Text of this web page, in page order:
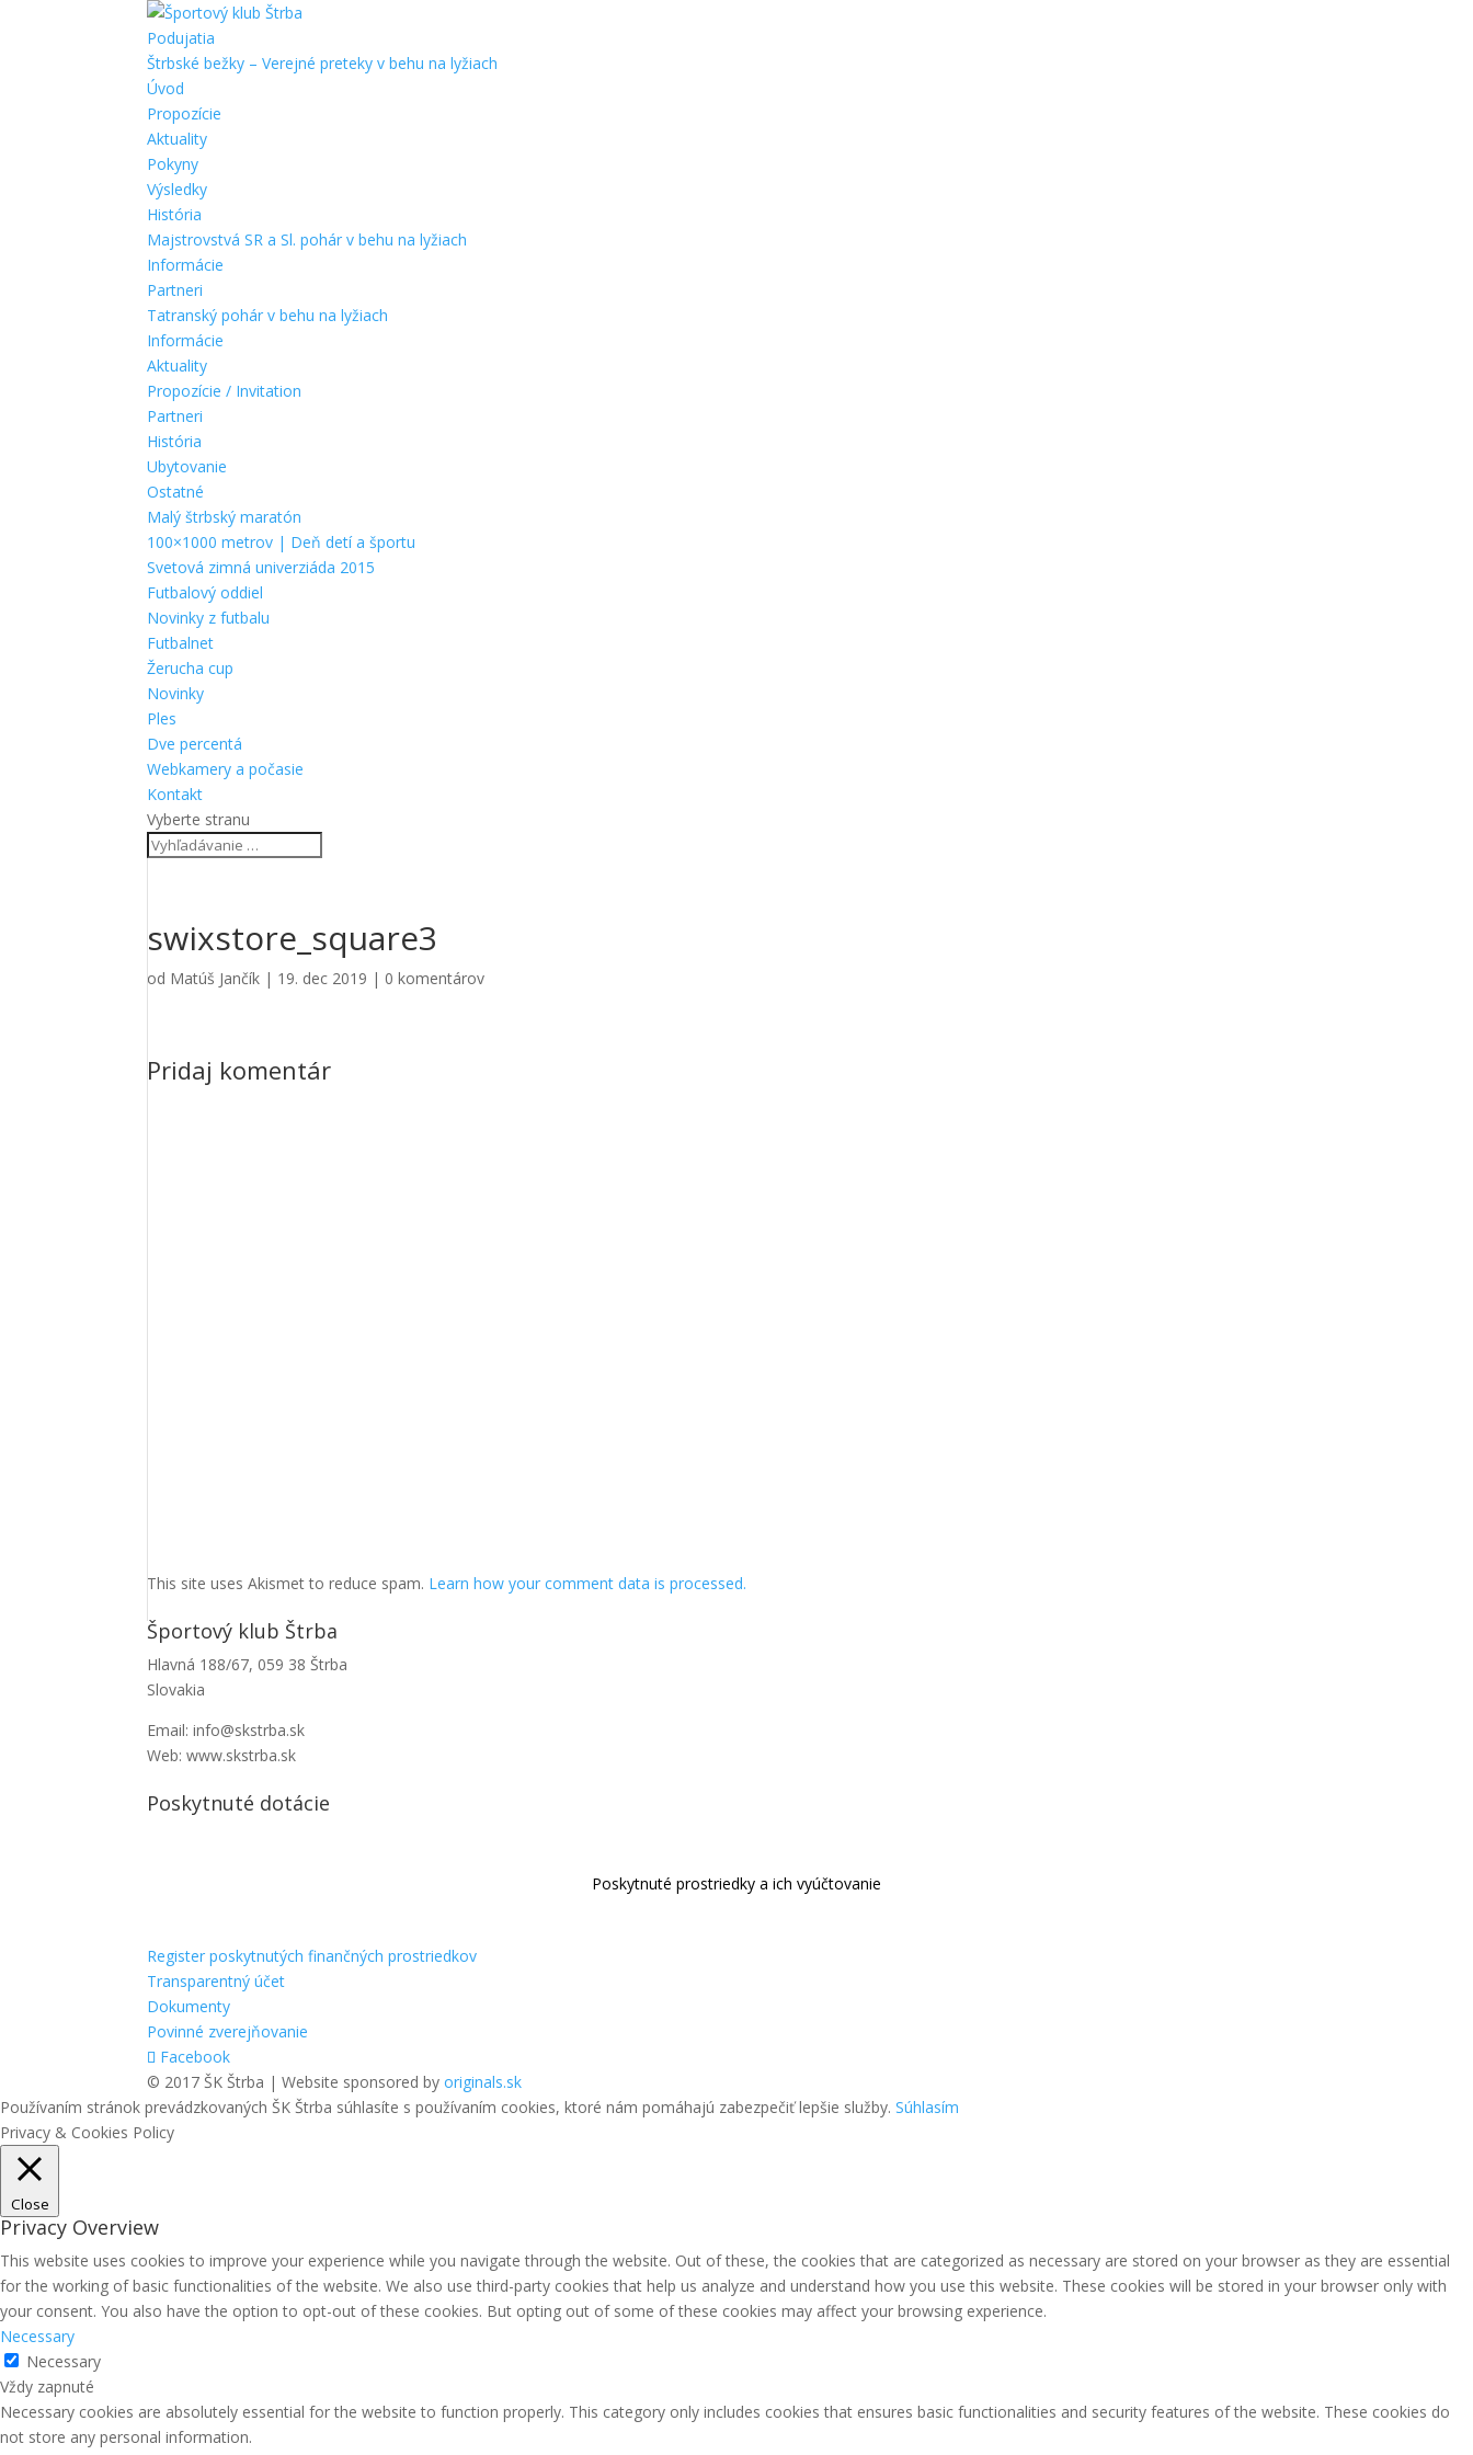
Podujatia
Štrbské bežky – Verejné preteky v behu na lyžiach
Úvod
Propozície
Aktuality
Pokyny
Výsledky
História
Majstrovstvá SR a Sl. pohár v behu na lyžiach
Informácie
Partneri
Tatranský pohár v behu na lyžiach
Informácie
Aktuality
Propozície / Invitation
Partneri
História
Ubytovanie
Ostatné
Malý štrbský maratón
100×1000 metrov | Deň detí a športu
Svetová zimná univerziáda 2015
Futbalový oddiel
Novinky z futbalu
Futbalnet
Žerucha cup
Novinky
Ples
Dve percentá
Webkamery a počasie
Kontakt
Vyberte stranu
swixstore_square3
od Matúš Jančík | 19. dec 2019 | 0 komentárov
Pridaj komentár
This site uses Akismet to reduce spam. Learn how your comment data is processed.
Športový klub Štrba
Hlavná 188/67, 059 38 Štrba
Slovakia
Email: info@skstrba.sk
Web: www.skstrba.sk
Poskytnuté dotácie
Poskytnuté prostriedky a ich vyúčtovanie
Register poskytnutých finančných prostriedkov
Transparentný účet
Dokumenty
Povinné zverejňovanie
Facebook
© 2017 ŠK Štrba | Website sponsored byoriginals.sk
Používaním stránok prevádzkovaných ŠK Štrba súhlasíte s používaním cookies, ktoré nám pomáhajú zabezpečiť lepšie služby. Súhlasím
Privacy & Cookies Policy
Close
Privacy Overview
This website uses cookies to improve your experience while you navigate through the website. Out of these, the cookies that are categorized as necessary are stored on your browser as they are essential
for the working of basic functionalities of the website. We also use third-party cookies that help us analyze and understand how you use this website. These cookies will be stored in your browser only with
your consent. You also have the option to opt-out of these cookies. But opting out of some of these cookies may affect your browsing experience.
Necessary
Necessary
Vždy zapnuté
Necessary cookies are absolutely essential for the website to function properly. This category only includes cookies that ensures basic functionalities and security features of the website. These cookies do
not store any personal information.